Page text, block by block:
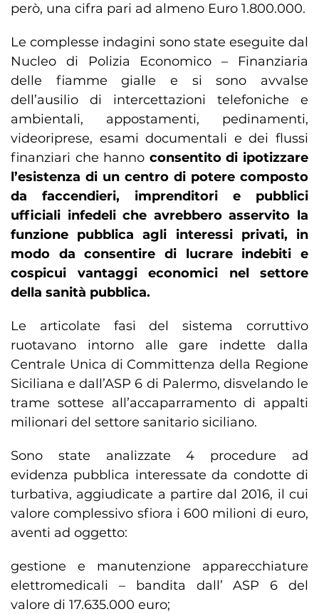
però, una cifra pari ad almeno Euro 1.800.000.
Le complesse indagini sono state eseguite dal
Nucleo di Polizia Economico – Finanziaria
delle fiamme gialle e si sono avvalse
dell’ausilio di intercettazioni telefoniche e
ambientali, appostamenti, pedinamenti,
videoriprese, esami documentali e dei flussi
finanziari che hanno consentito di ipotizzare
l’esistenza di un centro di potere composto
da faccendieri, imprenditori e pubblici
ufficiali infedeli che avrebbero asservito la
funzione pubblica agli interessi privati, in
modo da consentire di lucrare indebiti e
cospicui vantaggi economici nel settore
della sanità pubblica.
Le articolate fasi del sistema corruttivo
ruotavano intorno alle gare indette dalla
Centrale Unica di Committenza della Regione
Siciliana e dall’ASP 6 di Palermo, disvelando le
trame sottese all’accaparramento di appalti
milionari del settore sanitario siciliano.
Sono state analizzate 4 procedure ad
evidenza pubblica interessate da condotte di
turbativa, aggiudicate a partire dal 2016, il cui
valore complessivo sfiora i 600 milioni di euro,
aventi ad oggetto:
gestione e manutenzione apparecchiature
elettromedicali – bandita dall’ ASP 6 del
valore di 17.635.000 euro;